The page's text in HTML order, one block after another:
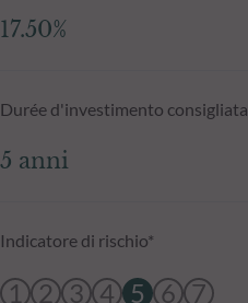
17.50%
Durée d'investimento consigliata
5 anni
Indicatore di rischio*
1 2 3 4 5 6 7